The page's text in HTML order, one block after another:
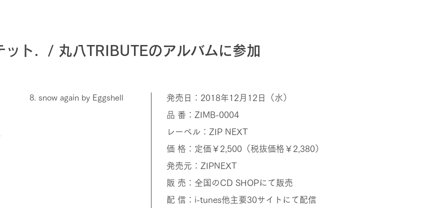
ット．/ 丸八TRIBUTEのアルバムに参加
8. snow again by Eggshell
発売日：2018年12月12日（水）
品 番：ZIMB-0004
レーベル：ZIP NEXT
価 格：定価￥2,500（税抜価格￥2,380）
発売元：ZIPNEXT
販 売：全国のCD SHOPにて販売
配 信：i-tunes他主要30サイトにて配信